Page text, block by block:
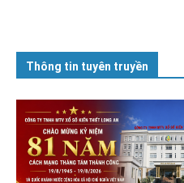
Thông tin tuyên truyền